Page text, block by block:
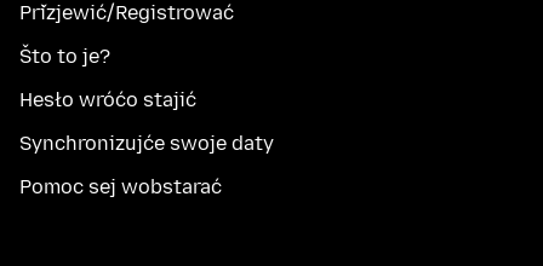
Přizjewić/Registrować
Što to je?
Hesło wróćo stajić
Synchronizujće swoje daty
Pomoc sej wobstarać